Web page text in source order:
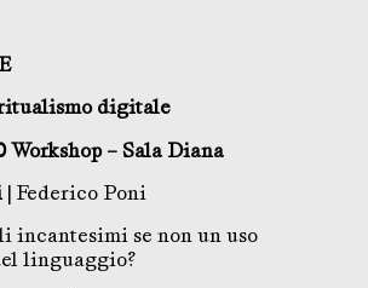
digitale
Workshop – Sala Diana
| Federico Poni
incantesimi se non un uso
linguaggio?